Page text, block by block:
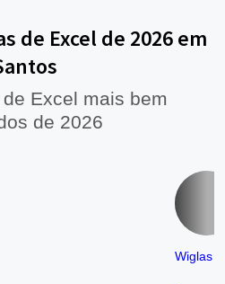
de Excel de 2026 em
Excel mais bem
de 2026
Wiglas